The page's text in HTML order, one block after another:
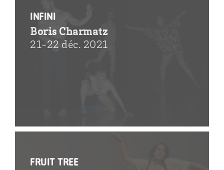
infini
Boris Charmatz
21-22 déc. 2021
Fruit Tree